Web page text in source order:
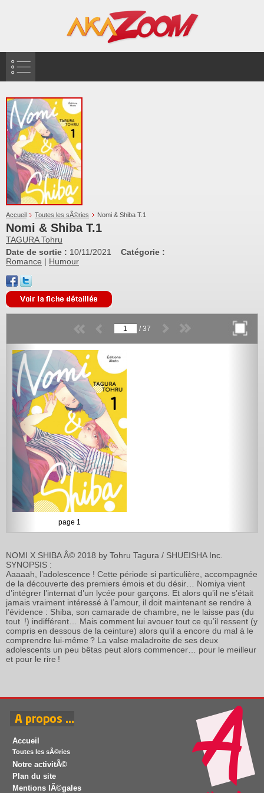
Accueil Toutes les sÃ©ries Nomi & Shiba T.1
Nomi & Shiba T.1
TAGURA Tohru
Date de sortie : 10/11/2021
Catégorie :
Romance | Humour
/37
page 1
NOMI X SHIBA Â© 2018 by Tohru Tagura / SHUEISHA Inc.
SYNOPSIS :
Aaaaah, l’adolescence ! Cette période si particulière, accompagnée
de la découverte des premiers émois et du désir… Nomiya vient
d’intégrer l’internat d’un lycée pour garçons. Et alors qu’il ne s’était
jamais vraiment intéressé à l’amour, il doit maintenant se rendre à
l’évidence : Shiba, son camarade de chambre, ne le laisse pas (du
tout !) indifférent… Mais comment lui avouer tout ce qu’il ressent (y
compris en dessous de la ceinture) alors qu’il a encore du mal à le
comprendre lui-même ? La valse maladroite de ses deux
adolescents un peu bêtas peut alors commencer… pour le meilleur
et pour le rire !
Accueil
Toutes les sÃ©ries
Notre activitÃ©
Plan du site
Mentions lÃ©gales